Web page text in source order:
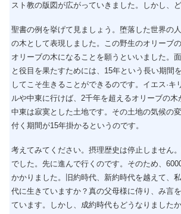
スト教の版図が広がっていきました。しかし、
聖書の例を挙げて見ましょう。堕落した世界の
の木として表現しました。この野生のオリーブ
オリーブの木になることを願うといいました。
と役目を果たすためには、15年という長い期間
してこそ生きることができるのです。イエス·キ
ルや中東に行けば、2千年を超えるオリーブの木
中東は寂寞とした土地です。その土地の気候の
付く期間が15年掛かるというのです。
考えてみてください。摂理歴史は停止しません
でした。先に進んで行くのです。そのため、
かかりました。旧約時代、新約時代を越えて、
代に生きていますか？真の父母様に侍り、み言
ています。しかし、成約時代もどうなりました